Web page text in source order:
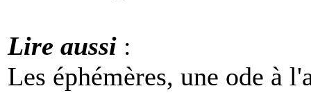
Lire aussi :
Les éphémères, une ode à